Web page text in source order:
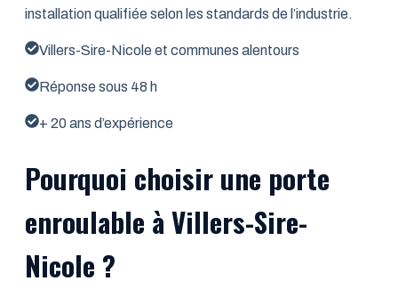
installation qualifiée selon les standards de l’industrie.
Villers-Sire-Nicole et communes alentours
Réponse sous 48 h
+ 20 ans d’expérience
Pourquoi choisir une porte
enroulable à Villers-Sire-
Nicole ?